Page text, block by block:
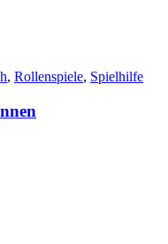
, Rollenspiele, Spielhilfe